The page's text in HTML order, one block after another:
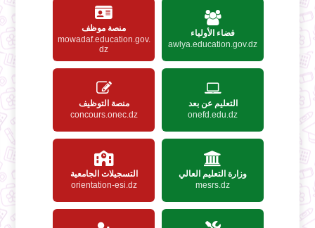
فضاء الأولياء
awlya.education.gov.dz
منصة موظف
mowadaf.education.gov.
dz
التعليم عن بعد
onefd.edu.dz
منصة التوظيف
concours.onec.dz
وزارة التعليم العالي
mesrs.dz
التسجيلات الجامعية
orientation-esi.dz